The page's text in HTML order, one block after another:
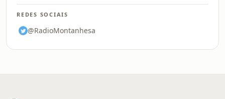
REDES SOCIAIS
@RadioMontanhesa